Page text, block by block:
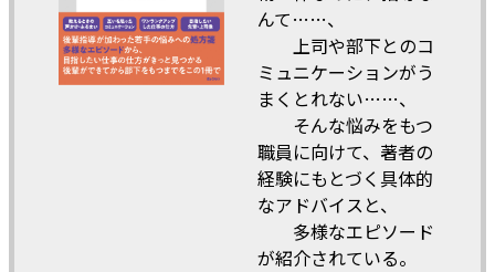
んて……、
上司や部下とのコ
ミュニケーションがう
まくとれない……、
そんな悩みをもつ
職員に向けて、著者の
経験にもとづく具体的
なアドバイスと、
多様なエピソード
が紹介されている。